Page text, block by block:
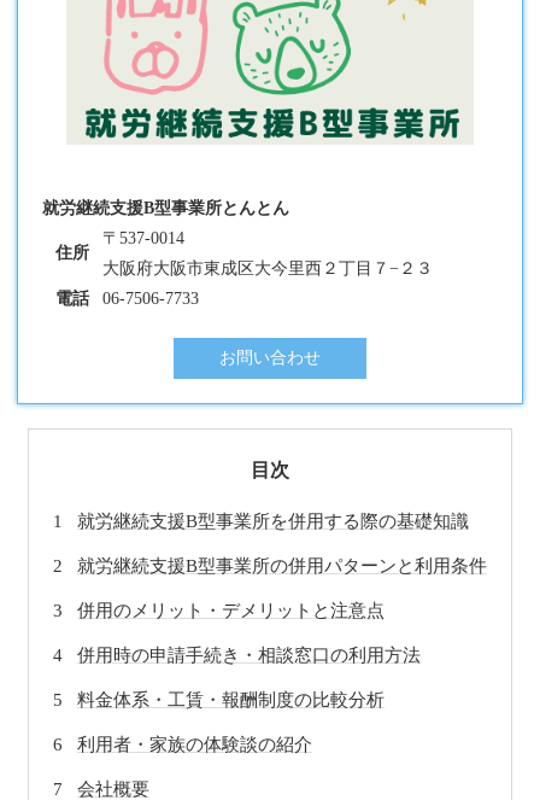
就労継続支援B型事業所とんとん
住所
〒537-0014
大阪府大阪市東成区大今里西２丁目７−２３
電話
06-7506-7733
お問い合わせ
目次
就労継続支援B型事業所を併用する際の基礎知識
就労継続支援B型事業所の併用パターンと利用条件
併用のメリット・デメリットと注意点
併用時の申請手続き・相談窓口の利用方法
料金体系・工賃・報酬制度の比較分析
利用者・家族の体験談の紹介
会社概要